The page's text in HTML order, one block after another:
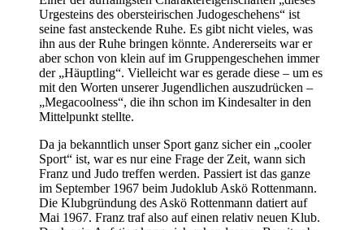
Urgesteins des obersteirischen Judogeschehens“ ist
seine fast ansteckende Ruhe. Es gibt nicht vieles, was
ihn aus der Ruhe bringen könnte. Andererseits war er
aber schon von klein auf im Gruppengeschehen immer
der „Häuptling“. Vielleicht war es gerade diese – um es
mit den Worten unserer Jugendlichen auszudrücken –
„Megacoolness“, die ihn schon im Kindesalter in den
Mittelpunkt stellte.
Da ja bekanntlich unser Sport ganz sicher ein „cooler
Sport“ ist, war es nur eine Frage der Zeit, wann sich
Franz und Judo treffen werden. Passiert ist das ganze
im September 1967 beim Judoklub Askö Rottenmann.
Die Klubgründung des Askö Rottenmann datiert auf
Mai 1967. Franz traf also auf einen relativ neuen Klub.